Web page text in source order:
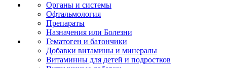
Органы и системы
Офтальмология
Препараты
Назначения или Болезни
Гематоген и батончики
Добавки витамины и минералы
Витаминны для детей и подростков